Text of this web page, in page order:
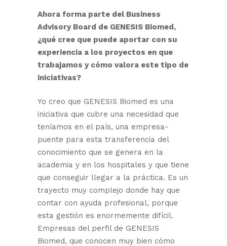
Ahora forma parte del Business
Advisory Board de GENESIS Biomed,
¿qué cree que puede aportar con su
experiencia a los proyectos en que
trabajamos y cómo valora este tipo de
iniciativas?
Yo creo que GENESIS Biomed es una
iniciativa que cubre una necesidad que
teníamos en el país, una empresa-
puente para esta transferencia del
conocimiento que se genera en la
academia y en los hospitales y que tiene
que conseguir llegar a la práctica. Es un
trayecto muy complejo donde hay que
contar con ayuda profesional, porque
esta gestión es enormemente difícil.
Empresas del perfil de GENESIS
Biomed, que conocen muy bien cómo